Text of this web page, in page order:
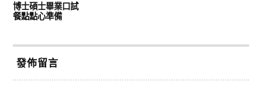
博士碩士畢業口試
餐點點心準備
發佈留言